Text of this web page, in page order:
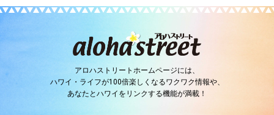
アロハストリートホームページには、
ハワイ・ライフが100倍楽しくなるワクワク情報や、
あなたとハワイをリンクする機能が満載！